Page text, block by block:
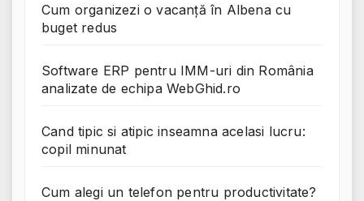
Cum organizezi o vacanță în Albena cu
buget redus
Software ERP pentru IMM-uri din România
analizate de echipa WebGhid.ro
Cand tipic si atipic inseamna acelasi lucru:
copil minunat
Cum alegi un telefon pentru productivitate?